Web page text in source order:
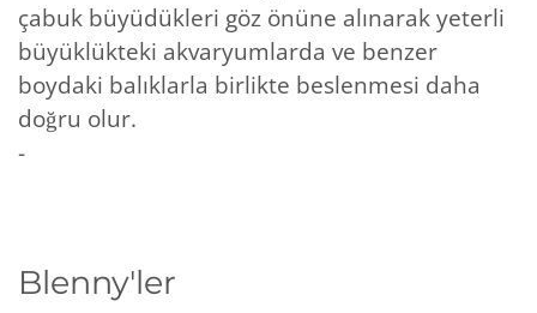
çabuk büyüdükleri göz önüne alınarak yeterli
büyüklükteki akvaryumlarda ve benzer
boydaki balıklarla birlikte beslenmesi daha
doğru olur.
-
Blenny'ler